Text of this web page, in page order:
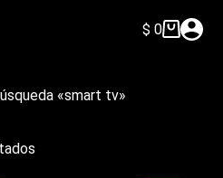
Carro
$ 0
«smart tv»